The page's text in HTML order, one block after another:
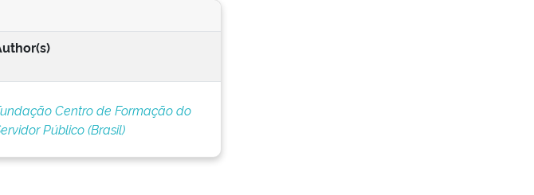
Centro de Formação do
Público (Brasil)